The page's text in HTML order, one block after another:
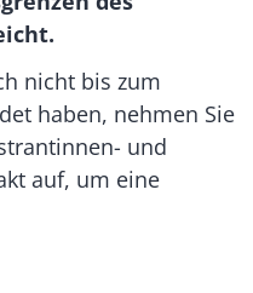
nicht bis zum
haben, nehmen Sie
und
auf, um eine